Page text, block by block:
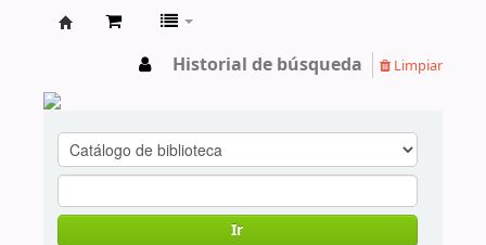
Historial de búsqueda Limpiar
Ir